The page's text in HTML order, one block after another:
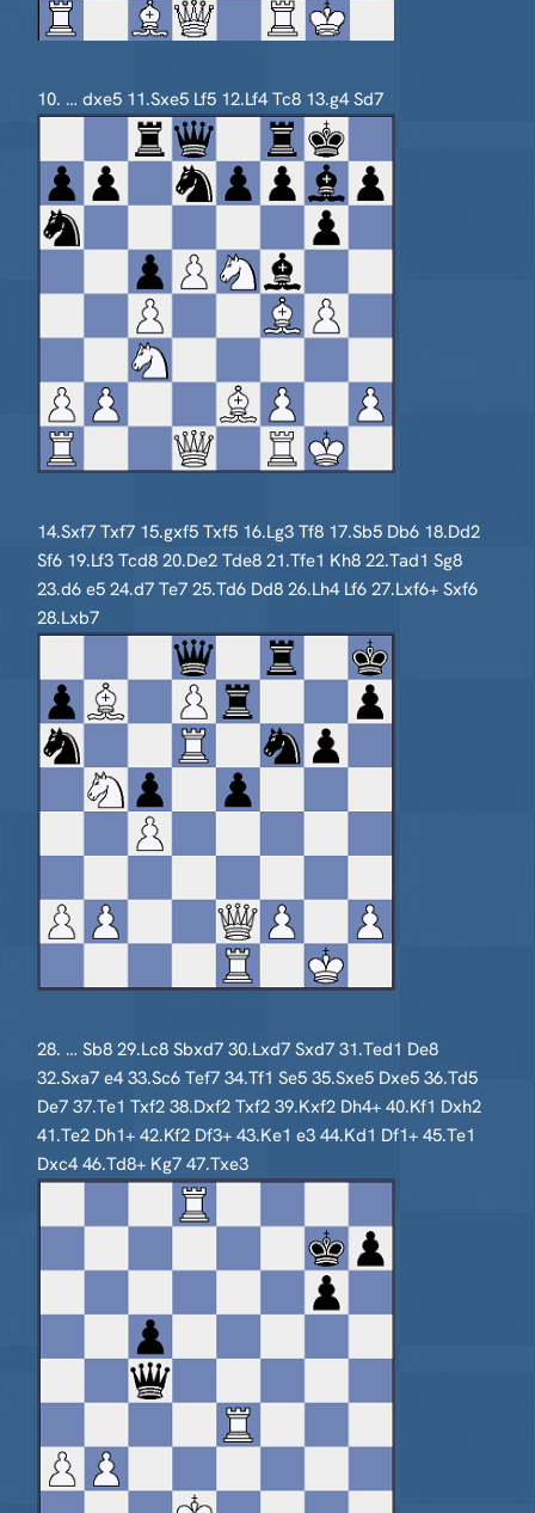
10. … dxe5 11.Sxe5 Lf5 12.Lf4 Tc8 13.g4 Sd7
14.Sxf7 Txf7 15.gxf5 Txf5 16.Lg3 Tf8 17.Sb5 Db6 18.Dd2
Sf6 19.Lf3 Tcd8 20.De2 Tde8 21.Tfe1 Kh8 22.Tad1 Sg8
23.d6 e5 24.d7 Te7 25.Td6 Dd8 26.Lh4 Lf6 27.Lxf6+ Sxf6
28.Lxb7
28. … Sb8 29.Lc8 Sbxd7 30.Lxd7 Sxd7 31.Ted1 De8
32.Sxa7 e4 33.Sc6 Tef7 34.Tf1 Se5 35.Sxe5 Dxe5 36.Td5
De7 37.Te1 Txf2 38.Dxf2 Txf2 39.Kxf2 Dh4+ 40.Kf1 Dxh2
41.Te2 Dh1+ 42.Kf2 Df3+ 43.Ke1 e3 44.Kd1 Df1+ 45.Te1
Dxc4 46.Td8+ Kg7 47.Txe3